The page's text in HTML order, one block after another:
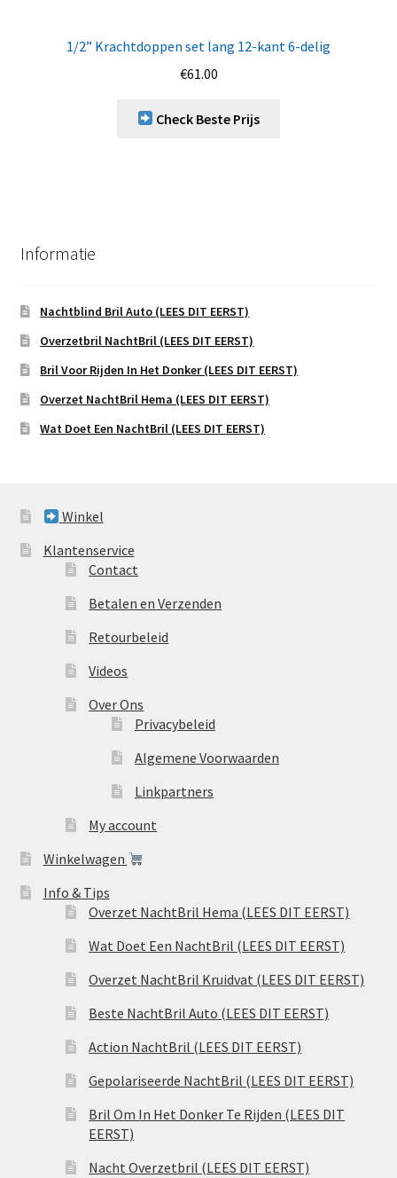
1/2” Krachtdoppen set lang 12-kant 6-delig
€61.00
Check Beste Prijs
Informatie
Nachtblind Bril Auto (LEES DIT EERST)
Overzetbril NachtBril (LEES DIT EERST)
Bril Voor Rijden In Het Donker (LEES DIT EERST)
Overzet NachtBril Hema (LEES DIT EERST)
Wat Doet Een NachtBril (LEES DIT EERST)
Winkel
Klantenservice
Contact
Betalen en Verzenden
Retourbeleid
Videos
Over Ons
Privacybeleid
Algemene Voorwaarden
Linkpartners
My account
Winkelwagen
Info & Tips
Overzet NachtBril Hema (LEES DIT EERST)
Wat Doet Een NachtBril (LEES DIT EERST)
Overzet NachtBril Kruidvat (LEES DIT EERST)
Beste NachtBril Auto (LEES DIT EERST)
Action NachtBril (LEES DIT EERST)
Gepolariseerde NachtBril (LEES DIT EERST)
Bril Om In Het Donker Te Rijden (LEES DIT
EERST)
Nacht Overzetbril (LEES DIT EERST)